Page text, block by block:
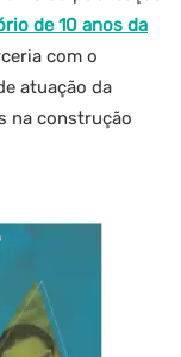
de 10 anos da
com o
atuação da
na construção